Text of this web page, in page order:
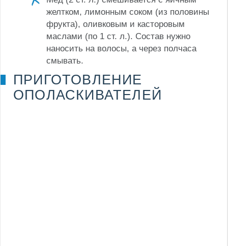
желтком, лимонным соком (из половины
фрукта), оливковым и касторовым
маслами (по 1 ст. л.). Состав нужно
наносить на волосы, а через полчаса
смывать.
ПРИГОТОВЛЕНИЕ
ОПОЛАСКИВАТЕЛЕЙ